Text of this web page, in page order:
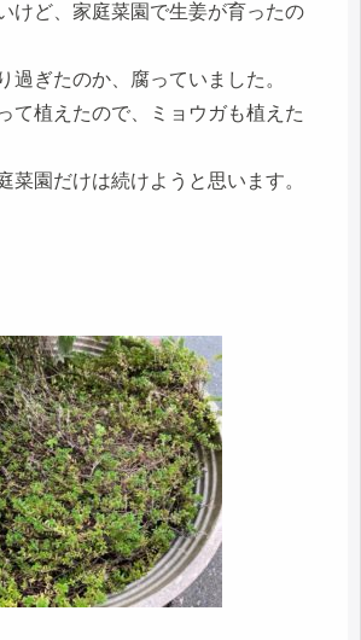
けど、家庭菜園で生姜が育ったの
過ぎたのか、腐っていました。
て植えたので、ミョウガも植えた
菜園だけは続けようと思います。